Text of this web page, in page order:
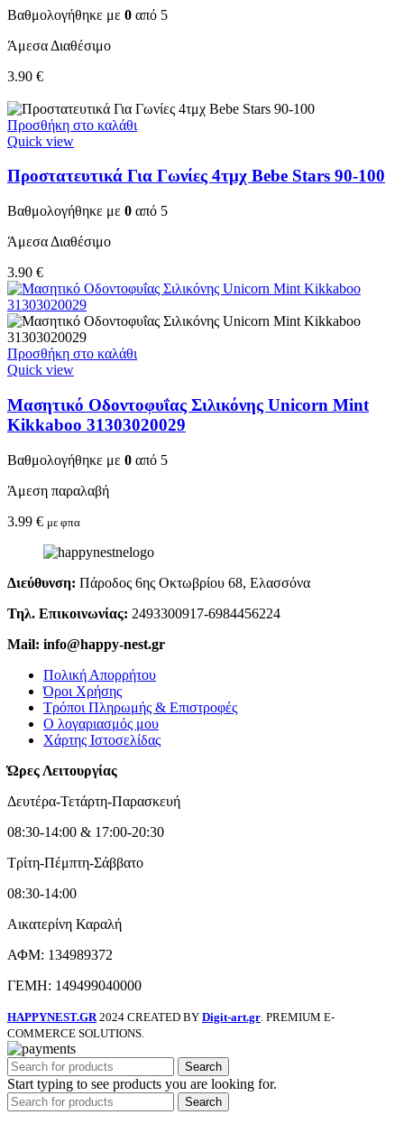
Βαθμολογήθηκε με 0 από 5
Άμεσα Διαθέσιμο
3.90 €
Προσθήκη στο καλάθι
Quick view
Προστατευτικά Για Γωνίες 4τμχ Bebe Stars 90-100
Βαθμολογήθηκε με 0 από 5
Άμεσα Διαθέσιμο
3.90 €
Προσθήκη στο καλάθι
Quick view
Μασητικό Οδοντοφυΐας Σιλικόνης Unicorn Mint
Kikkaboo 31303020029
Βαθμολογήθηκε με 0 από 5
Άμεση παραλαβή
3.99 € με φπα
Διεύθυνση: Πάροδος 6ης Οκτωβρίου 68, Ελασσόνα
Τηλ. Επικοινωνίας: 2493300917-6984456224
Mail: info@happy-nest.gr
Πολική Απορρήτου
Όροι Χρήσης
Τρόποι Πληρωμής & Επιστροφές
Ο λογαριασμός μου
Χάρτης Ιστοσελίδας
Ώρες Λειτουργίας
Δευτέρα-Τετάρτη-Παρασκευή
08:30-14:00 & 17:00-20:30
Τρίτη-Πέμπτη-Σάββατο
08:30-14:00
Αικατερίνη Καραλή
ΑΦΜ: 134989372
ΓΕΜΗ: 149499040000
HAPPYNEST.GR 2024 CREATED BY Digit-art.gr . PREMIUM E-
COMMERCE SOLUTIONS.
Search
Start typing to see products you are looking for.
Search